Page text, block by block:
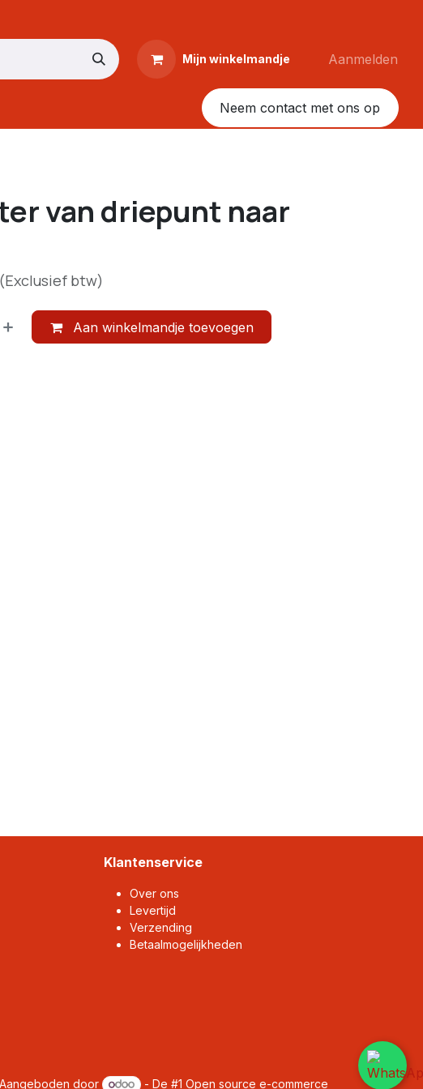
Mijn winkelmandje Aanmelden
Neem contact met ons op
van driepunt naar
(Exclusief btw)
Aan winkelmandje toevoegen
Klantenservice
Over ons
Levertijd
Verzending
Betaalmogelijkheden
Aangeboden door - De #1 Open source e-commerce